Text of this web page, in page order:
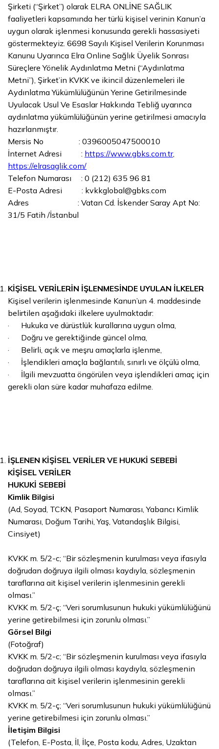
Şirketi (“Şirket”) olarak ELRA ONLİNE SAĞLIK
faaliyetleri kapsamında her türlü kişisel verinin Kanun’a
uygun olarak işlenmesi konusunda gerekli hassasiyeti
göstermekteyiz. 6698 Sayılı Kişisel Verilerin Korunması
Kanunu Uyarınca Elra Online Sağlık Üyelik Sonrası
Süreçlere Yönelik Aydınlatma Metni (“Aydınlatma
Metni”), Şirket’in KVKK ve ikincil düzenlemeleri ile
Aydınlatma Yükümlülüğünün Yerine Getirilmesinde
Uyulacak Usul Ve Esaslar Hakkında Tebliğ uyarınca
aydınlatma yükümlülüğünün yerine getirilmesi amacıyla
hazırlanmıştır.
Mersis No : 0396005047500010
İnternet Adresi : https://www.gbks.com.tr,
https://elrasaglik.com/
Telefon Numarası : 0 (212) 635 96 81
E-Posta Adresi : kvkkglobal@gbks.com
Adres : Vatan Cd. İskender Saray Apt No:
31/5 Fatih /İstanbul
KİŞİSEL VERİLERİN İŞLENMESİNDE UYULAN İLKELER
Kişisel verilerin işlenmesinde Kanun’un 4. maddesinde
belirtilen aşağıdaki ilkelere uyulmaktadır:
· Hukuka ve dürüstlük kurallarına uygun olma,
· Doğru ve gerektiğinde güncel olma,
· Belirli, açık ve meşru amaçlarla işlenme,
· İşlendikleri amaçla bağlantılı, sınırlı ve ölçülü olma,
· İlgili mevzuatta öngörülen veya işlendikleri amaç için
gerekli olan süre kadar muhafaza edilme.
İŞLENEN KİŞİSEL VERİLER VE HUKUKİ SEBEBİ
KİŞİSEL VERİLER
HUKUKİ SEBEBİ
Kimlik Bilgisi
(Ad, Soyad, TCKN, Pasaport Numarası, Yabancı Kimlik
Numarası, Doğum Tarihi, Yaş, Vatandaşlık Bilgisi,
Cinsiyet)
KVKK m. 5/2-c; “Bir sözleşmenin kurulması veya ifasıyla
doğrudan doğruya ilgili olması kaydıyla, sözleşmenin
taraflarına ait kişisel verilerin işlenmesinin gerekli
olması.”
KVKK m. 5/2-ç; “Veri sorumlusunun hukuki yükümlülüğünü
yerine getirebilmesi için zorunlu olması.”
Görsel Bilgi
(Fotoğraf)
KVKK m. 5/2-c; “Bir sözleşmenin kurulması veya ifasıyla
doğrudan doğruya ilgili olması kaydıyla, sözleşmenin
taraflarına ait kişisel verilerin işlenmesinin gerekli
olması.”
KVKK m. 5/2-ç; “Veri sorumlusunun hukuki yükümlülüğünü
yerine getirebilmesi için zorunlu olması.”
İletişim Bilgisi
(Telefon, E-Posta, İl, İlçe, Posta kodu, Adres, Uzaktan